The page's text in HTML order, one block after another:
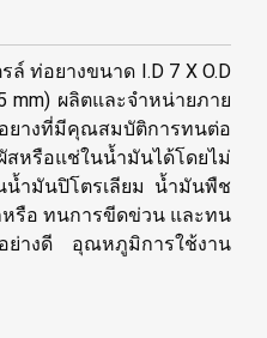
ล์ ท่อยางขนาด I.D 7 X O.D
mm) ผลิตและจำหน่ายภาย
ยางที่มีคุณสมบัติการทนต่อ
รือแช่ในน้ำมันได้โดยไม่
น้ำมันปิโตรเลียม น้ำมันพืช
รือ ทนการขีดข่วน และทน
ย่างดี อุณหภูมิการใช้งาน